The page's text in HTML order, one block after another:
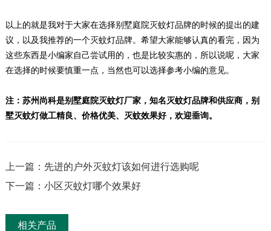
以上的就是我对于大家在选择别墅庭院灭蚊灯品牌的时候的提出的建
议，以及我推荐的一个灭蚊灯品牌。希望大家能够认真的看完，因为
这些东西是小编家自己尝试用的，也是比较实惠的，所以说呢，大家
在选择的时候要慎重一点，当然也可以选择参考小编的意见。
注：苏州尚科是别墅庭院灭蚊灯厂家，知名灭蚊灯品牌和供应商，别
墅灭蚊灯做工精良、价格优美、灭蚊效果好，欢迎垂询。
上一篇：先进的户外灭蚊灯该如何进行选购呢
下一篇：小区灭蚊灯哪个效果好
相关产品